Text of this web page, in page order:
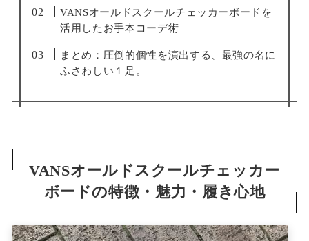
VANSオールドスクールチェッカーボードを
活用したお手本コーデ術
まとめ：圧倒的個性を演出する、最強の名に
ふさわしい１足。
VANSオールドスクールチェッカー
ボードの特徴・魅力・履き心地